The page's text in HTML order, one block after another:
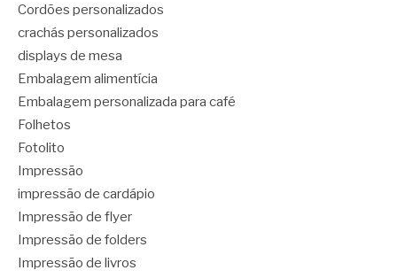
Cordões personalizados
crachás personalizados
displays de mesa
Embalagem alimentícia
Embalagem personalizada para café
Folhetos
Fotolito
Impressão
impressão de cardápio
Impressão de flyer
Impressão de folders
Impressão de livros